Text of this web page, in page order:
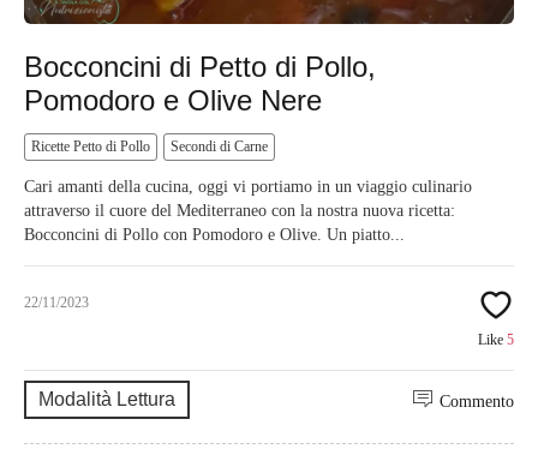
Bocconcini di Petto di Pollo,
Pomodoro e Olive Nere
Ricette Petto di Pollo Secondi di Carne
Cari amanti della cucina, oggi vi portiamo in un viaggio culinario
attraverso il cuore del Mediterraneo con la nostra nuova ricetta:
Bocconcini di Pollo con Pomodoro e Olive. Un piatto...
22/11/2023
Like 5
Modalità Lettura Commento